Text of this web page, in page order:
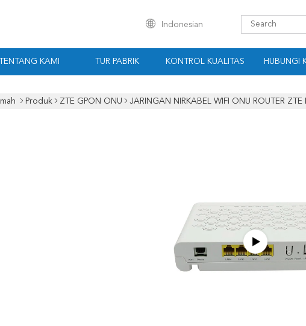
Indonesian
TENTANG KAMI TUR PABRIK KONTROL KUALITAS HUBUNGI
Produk ZTE GPON ONU JARINGAN NIRKABEL WIFI ONU ROUTER